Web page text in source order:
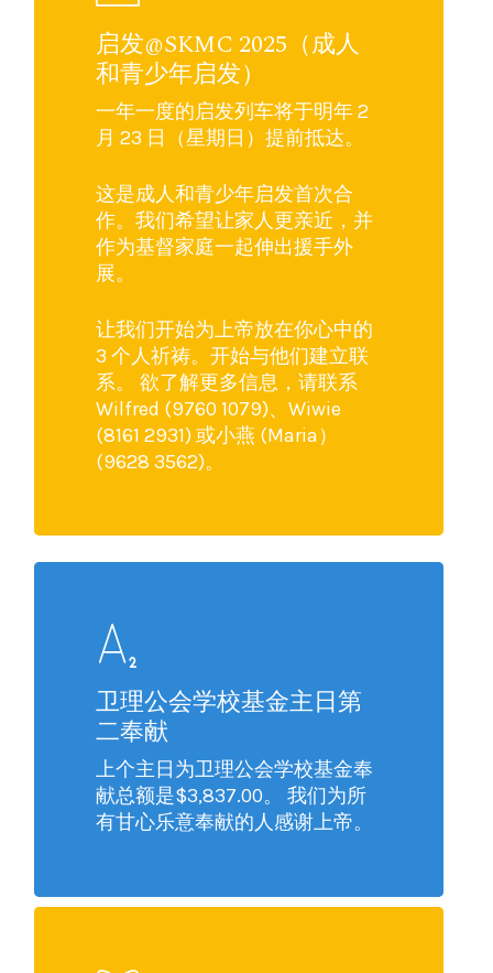
启发@SKMC 2025（成人
和青少年启发）
一年一度的启发列车将于明年 2
月 23 日（星期日）提前抵达。
这是成人和青少年启发首次合
作。我们希望让家人更亲近，并
作为基督家庭一起伸出援手外
展。
让我们开始为上帝放在你心中的
3 个人祈祷。开始与他们建立联
系。 欲了解更多信息，请联系
Wilfred (9760 1079)、Wiwie
(8161 2931) 或小燕 (Maria）
(9628 3562)。
卫理公会学校基金主日第
二奉献
上个主日为卫理公会学校基金奉
献总额是$3,837.00。 我们为所
有甘心乐意奉献的人感谢上帝。